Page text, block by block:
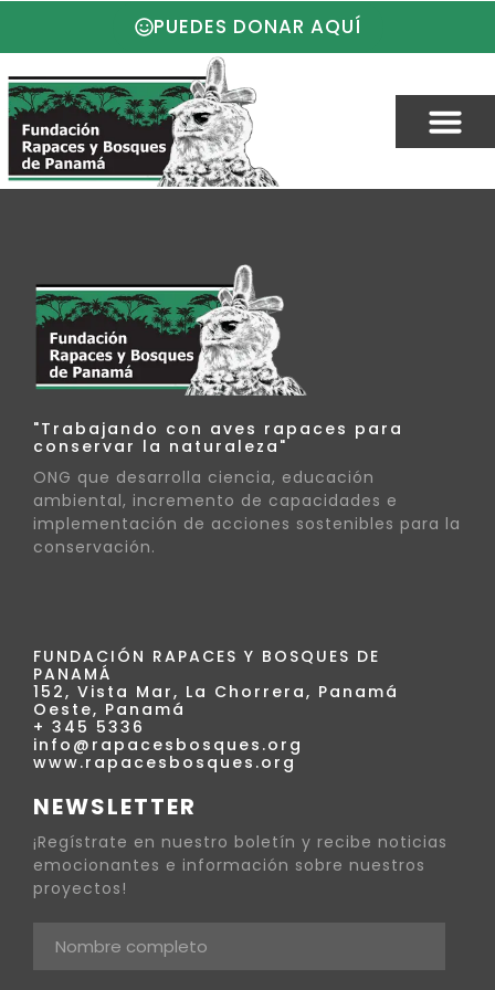
PUEDES DONAR AQUÍ
"Trabajando con aves rapaces para
conservar la naturaleza"
ONG que desarrolla ciencia, educación
ambiental, incremento de capacidades e
implementación de acciones sostenibles para la
conservación.
FUNDACIÓN RAPACES Y BOSQUES DE
PANAMÁ
152, Vista Mar, La Chorrera, Panamá
Oeste, Panamá
+ 345 5336
info@rapacesbosques.org
www.rapacesbosques.org
NEWSLETTER
¡Regístrate en nuestro boletín y recibe noticias
emocionantes e información sobre nuestros
proyectos!